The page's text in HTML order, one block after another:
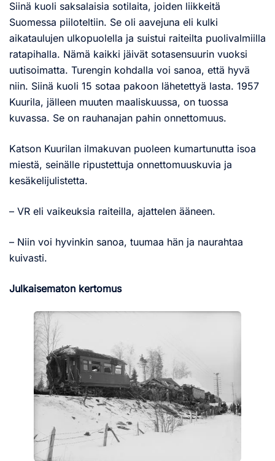
Siinä kuoli saksalaisia sotilaita, joiden liikkeitä
Suomessa piiloteltiin. Se oli aavejuna eli kulki
aikataulujen ulkopuolella ja suistui raiteilta puolivalmiilla
ratapihalla. Nämä kaikki jäivät sotasensuurin vuoksi
uutisoimatta. Turengin kohdalla voi sanoa, että hyvä
niin. Siinä kuoli 15 sotaa pakoon lähetettyä lasta. 1957
Kuurila, jälleen muuten maaliskuussa, on tuossa
kuvassa. Se on rauhanajan pahin onnettomuus.
Katson Kuurilan ilmakuvan puoleen kumartunutta isoa
miestä, seinälle ripustettuja onnettomuuskuvia ja
kesäkelijulistetta.
– VR eli vaikeuksia raiteilla, ajattelen ääneen.
– Niin voi hyvinkin sanoa, tuumaa hän ja naurahtaa
kuivasti.
Julkaisematon kertomus